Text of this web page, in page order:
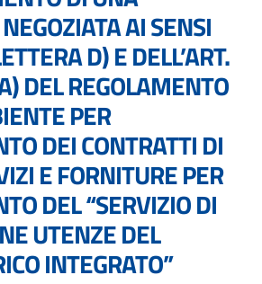
AI SENSI
D) E DELL’ART.
DEL REGOLAMENTO
PER
DEI CONTRATTI DI
E FORNITURE PER
DEL “SERVIZIO DI
UTENZE DEL
INTEGRATO”